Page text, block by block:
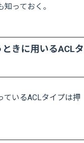
っておく。
きに用いるACLタ
いるACLタイプは押